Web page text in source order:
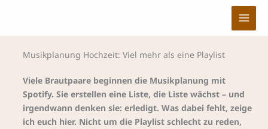
springen
Musikplanung Hochzeit: Viel mehr als eine Playlist
Viele Brautpaare beginnen die Musikplanung mit
Spotify. Sie erstellen eine Liste, die Liste wächst – und
irgendwann denken sie: erledigt. Was dabei fehlt, zeige
ich euch hier. Nicht um die Playlist schlecht zu reden,